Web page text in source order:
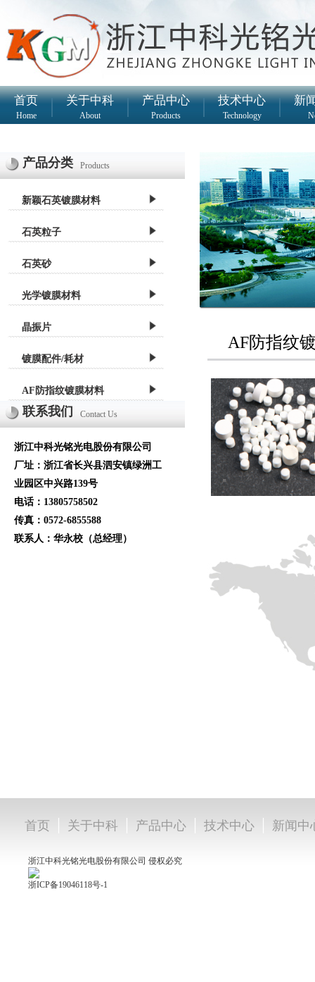
首页
Home | 关于中科
About | 产品中心
Products | 技术中心
Technology | 新
产品分类 Products
新颖石英镀膜材料
石英粒子
石英砂
光学镀膜材料
晶振片
镀膜配件/耗材
AF防指纹镀膜材料
联系我们 Contact Us
浙江中科光铭光电股份有限公司
厂址：浙江省长兴县泗安镇绿洲工
业园区中兴路139号
电话：13805758502
传真：0572-6855588
联系人：华永校（总经理）
AF防指纹
首页 | 关于中科 | 产品中心 | 技术中心 | 新闻中
浙江中科光铭光电股份有限公司 侵权必究
浙ICP备19046118号-1